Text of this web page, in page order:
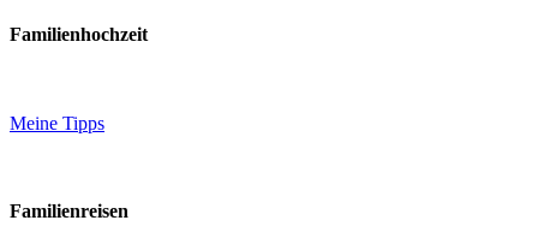
Familienhochzeit
Meine Tipps
Familienreisen